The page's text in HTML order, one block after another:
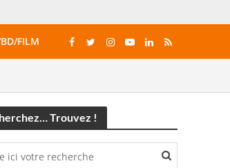
FILM
Trouvez !